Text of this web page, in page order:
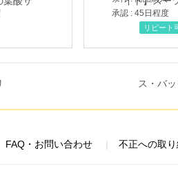
承認 : 45日程度
リピート
FAQ・お問い合わせ 不正への取